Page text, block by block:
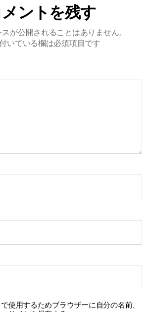
メントを残す
スが公開されることはありません。
いている欄は必須項目です
使用するためブラウザーに自分の名前、